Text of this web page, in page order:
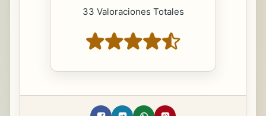
33 Valoraciones Totales